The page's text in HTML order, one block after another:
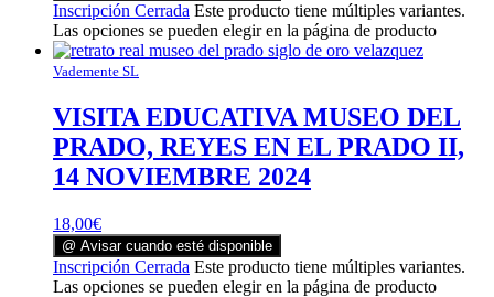
Inscripción Cerrada Este producto tiene múltiples variantes.
Las opciones se pueden elegir en la página de producto
Vademente SL
VISITA EDUCATIVA MUSEO DEL
PRADO, REYES EN EL PRADO II,
14 NOVIEMBRE 2024
18,00€
@ Avisar cuando esté disponible
Inscripción Cerrada Este producto tiene múltiples variantes.
Las opciones se pueden elegir en la página de producto